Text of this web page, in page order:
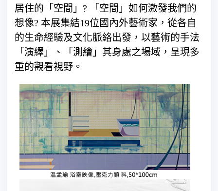
居住的「空間」? 「空間」如何激發我們的
想像? 本展集結19位國內外藝術家，從各自
的生命經驗及文化脈絡出發，以藝術的手法
「演繹」、「測繪」其身處之場域，呈現多
重的觀看視野。